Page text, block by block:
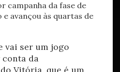
campanha da fase de
avançou às quartas de
vai ser um jogo
da